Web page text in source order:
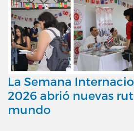
La Semana
2026 abrió nuevas
mundo